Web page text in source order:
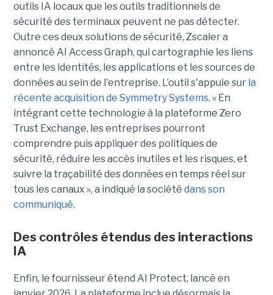
outils IA locaux que les outils traditionnels de
sécurité des terminaux peuvent ne pas détecter.
Outre ces deux solutions de sécurité, Zscaler a
annoncé AI Access Graph, qui cartographie les liens
entre les identités, les applications et les sources de
données au sein de l'entreprise. L’outil s'appuie sur la
récente acquisition de Symmetry Systems. « En
intégrant cette technologie à la plateforme Zero
Trust Exchange, les entreprises pourront
comprendre puis appliquer des politiques de
sécurité, réduire les accès inutiles et les risques, et
suivre la traçabilité des données en temps réel sur
tous les canaux », a indiqué la société dans son
communiqué.
Des contrôles étendus des interactions
IA
Enfin, le fournisseur étend AI Protect, lancé en